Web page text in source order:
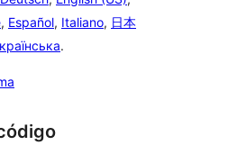
, Español, Italiano, 日本
.